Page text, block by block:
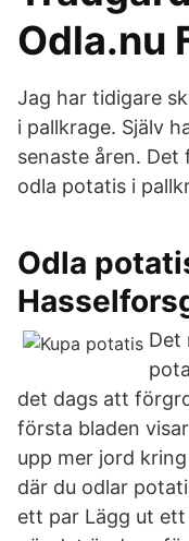
Odla.nu
Jag har tidigare
i pallkrage. Själv
senaste åren.
odla potatis i
Odla
Det
det dags att
första bladen
upp mer jord
där du odlar
ett par Lägg ut